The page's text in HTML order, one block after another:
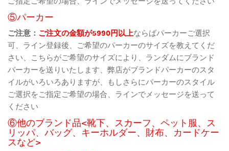
⑤パーカー
ご注意： ご注文の金額が5990円以上ならばパーカーご選択
可、ライン登録後、ご希望のパーカーのサイズを教えてくだ
さい、こちらがご希望のサイズにより、ランダムにブランド
パーカーを送りいたします、弊店がブランドパーカーのスタ
イルがいろいろありますが、もしさらにパーカーのスタイル
ご選択をご指定ご希望の場合、ラインでメッセージを送って
ください
⑥他のブランド品<靴下、スカーフ、ペット服、ス
リッパ、バッグ、キーホルダー、財布、カードケー
スなど>